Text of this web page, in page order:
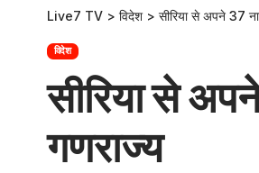
Live7 TV > विदेश > सीरिया से अपने 37
विदेश
सीरिया से
गणराज्य